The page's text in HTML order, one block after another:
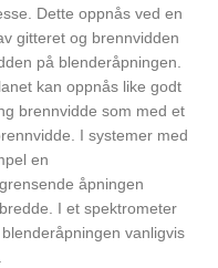
Dette oppnås ved en
gitteret og brennvidden
på blenderåpningen.
kan oppnås like godt
brennvidde som med et
I systemer med
en
åpningen
I et spektrometer
vanligvis